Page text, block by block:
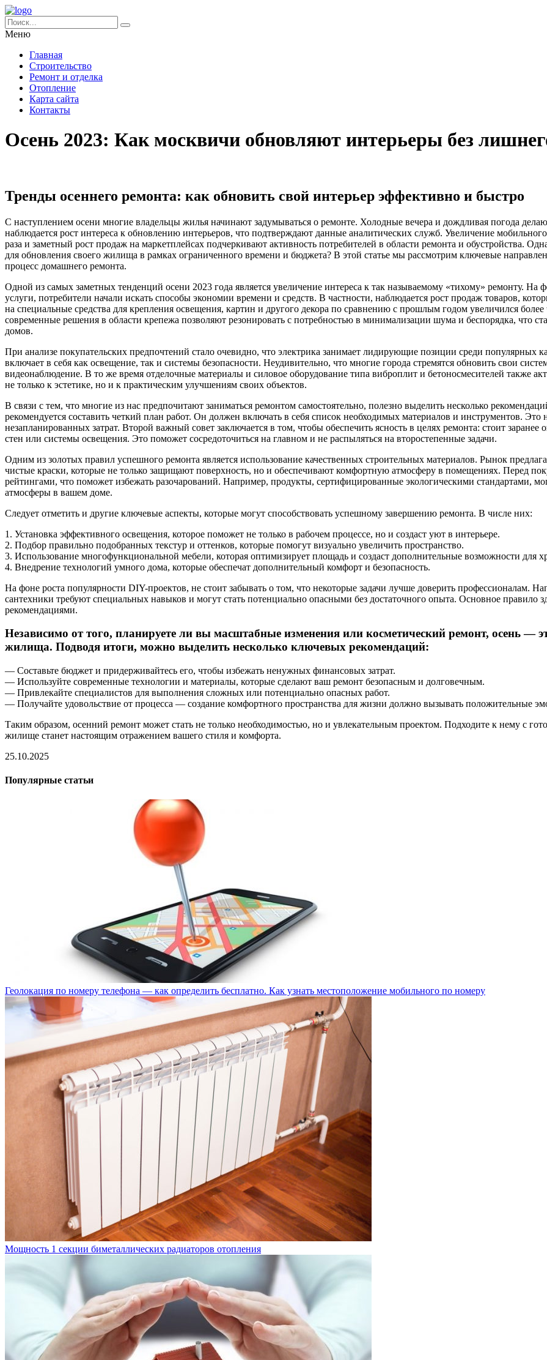
Меню
Главная
Строительство
Ремонт и отделка
Отопление
Карта сайта
Контакты
Осень 2023: Как москвичи обновляют интерьеры без
Тренды осеннего ремонта: как обновить свой интерьер эффективно и быстро
С наступлением осени многие владельцы жилья начинают задумываться о ремонте. Холодные вечера и дождливая погода
наблюдается рост интереса к обновлению интерьеров, что подтверждают данные аналитических служб. Увеличение
раза и заметный рост продаж на маркетплейсах подчеркивают активность потребителей в области ремонта и обустройства.
для обновления своего жилища в рамках ограниченного времени и бюджета? В этой статье мы рассмотрим ключевые
процесс домашнего ремонта.
Одной из самых заметных тенденций осени 2023 года является увеличение интереса к так называемому «тихому» ремонту.
услуги, потребители начали искать способы экономии времени и средств. В частности, наблюдается рост продаж товаров,
на специальные средства для крепления освещения, картин и другого декора по сравнению с прошлым годом увеличился
современные решения в области крепежа позволяют резонировать с потребностью в минимализации шума и беспорядка, что
домов.
При анализе покупательских предпочтений стало очевидно, что электрика занимает лидирующие позиции среди популярных
включает в себя как освещение, так и системы безопасности. Неудивительно, что многие города стремятся обновить свои
видеонаблюдение. В то же время отделочные материалы и силовое оборудование типа виброплит и бетоносмесителей также
не только к эстетике, но и к практическим улучшениям своих объектов.
В связи с тем, что многие из нас предпочитают заниматься ремонтом самостоятельно, полезно выделить несколько
рекомендуется составить четкий план работ. Он должен включать в себя список необходимых материалов и инструментов.
незапланированных затрат. Второй важный совет заключается в том, чтобы обеспечить ясность в целях ремонта: стоит
стен или системы освещения. Это поможет сосредоточиться на главном и не распыляться на второстепенные задачи.
Одним из золотых правил успешного ремонта является использование качественных строительных материалов. Рынок
чистые краски, которые не только защищают поверхность, но и обеспечивают комфортную атмосферу в помещениях. Перед
рейтингами, что поможет избежать разочарований. Например, продукты, сертифицированные экологическими стандартами,
атмосферы в вашем доме.
Следует отметить и другие ключевые аспекты, которые могут способствовать успешному завершению ремонта. В числе них:
1. Установка эффективного освещения, которое поможет не только в рабочем процессе, но и создаст уют в интерьере.
2. Подбор правильно подобранных текстур и оттенков, которые помогут визуально увеличить пространство.
3. Использование многофункциональной мебели, которая оптимизирует площадь и создаст дополнительные возможности для
4. Внедрение технологий умного дома, которые обеспечат дополнительный комфорт и безопасность.
На фоне роста популярности DIY-проектов, не стоит забывать о том, что некоторые задачи лучше доверить профессионалам.
сантехники требуют специальных навыков и могут стать потенциально опасными без достаточного опыта. Основное
рекомендациями.
Независимо от того, планируете ли вы масштабные изменения или косметический ремонт, осень —
жилища. Подводя итоги, можно выделить несколько ключевых рекомендаций:
— Составьте бюджет и придерживайтесь его, чтобы избежать ненужных финансовых затрат.
— Используйте современные технологии и материалы, которые сделают ваш ремонт безопасным и долговечным.
— Привлекайте специалистов для выполнения сложных или потенциально опасных работ.
— Получайте удовольствие от процесса — создание комфортного пространства для жизни должно вызывать положительные
Таким образом, осенний ремонт может стать не только необходимостью, но и увлекательным проектом. Подходите к нему с
жилище станет настоящим отражением вашего стиля и комфорта.
25.10.2025
Популярные статьи
Геолокация по номеру телефона — как определить бесплатно. Как узнать местоположение мобильного по номеру
Мощность 1 секции биметаллических радиаторов отопления